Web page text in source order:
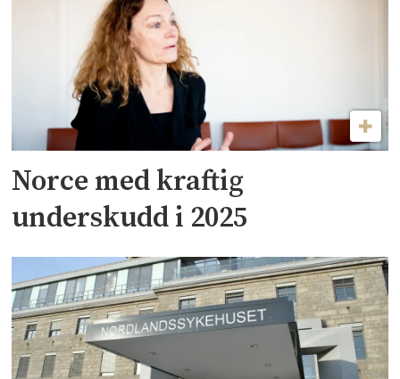
Norce med kraftig
underskudd i 2025